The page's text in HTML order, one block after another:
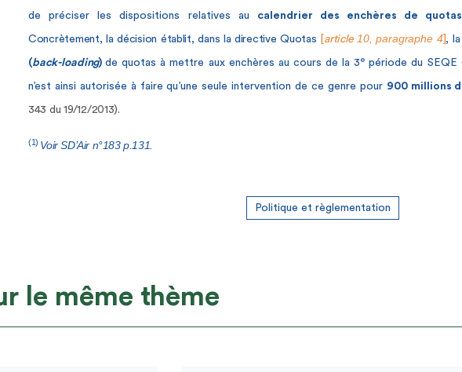
de préciser les dispositions relatives au calendrier des enchères de
Concrètement, la décision établit, dans la directive Quotas article 10, paragraphe 4] ,
(back-loading)de quotas à mettre aux enchères au cours de la 3 e période du SEQE
n’est ainsi autorisée à faire qu’une seule intervention de ce genre pour 900 millions
343 du 19/12/2013).
(1) Voir SD’Air n°183 p.131.
Politique et règlementation
le même thème